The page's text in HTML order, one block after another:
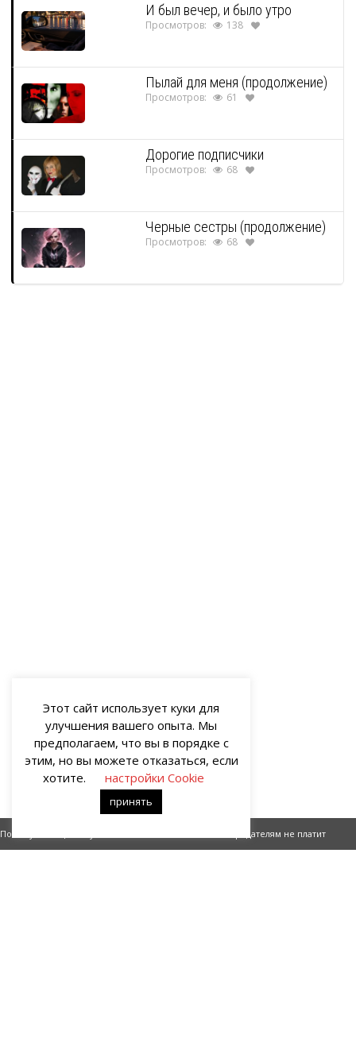
Рим предателям не платит
И был вечер, и было утро
Просмотров: 138
Пылай для меня (продолжение)
Просмотров: 61
Дорогие подписчики
Просмотров: 68
Черные сестры (продолжение)
Просмотров: 68
Этот сайт использует куки для
улучшения вашего опыта. Мы
предполагаем, что вы в порядке с
этим, но вы можете отказаться, если
хотите.
настройки Cookie
принять